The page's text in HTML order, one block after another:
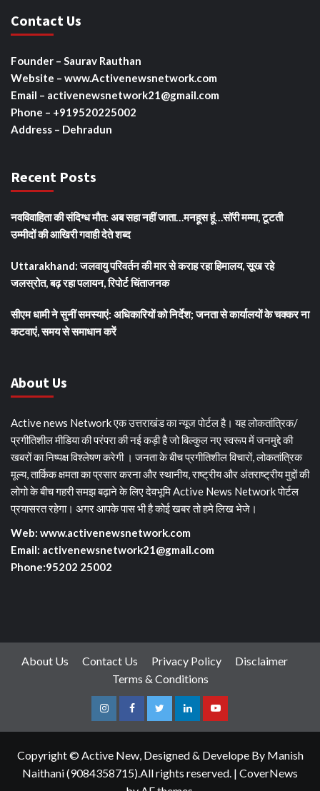
Contact Us
Founder – Saurav Rauthan
Website – www.Activenewsnetwork.com
Email – activenewsnetwork21@gmail.com
Phone – +919520225002
Address – Dehradun
Recent Posts
नवविवाहिता की संदिग्ध मौत: अब सहा नहीं जाता…मनहूस हूं…सॉरी मम्मा, टूटती
उम्मीदों की आखिरी गवाही देते शब्द
Uttarakhand: जलवायु परिवर्तन की मार से कराह रहा हिमालय, सूख रहे
जलस्रोत, बढ़ रहा पलायन, रिपोर्ट चिंताजनक
सीएम धामी ने सुनीं समस्याएं: अधिकारियों को निर्देश; जनता से कार्यालयों के चक्कर ना
कटवाएं, समय से समाधान करें
About Us
Active news Network एक उत्तराखंड का न्यूज पोर्टल है। यह लोकतांत्रिक/
प्रगीतिशील मीडिया की परंपरा की नई कड़ी है जो बिल्कुल नए स्वरूप में जनमुद्दे की
खबरों का निष्पक्ष विश्लेषण करेगी । जनता के बीच प्रगीतिशील विचारों, लोकतांत्रिक
मूल्य, तार्किक क्षमता का प्रसार करना और स्थानीय, राष्ट्रीय और अंतराष्ट्रीय मुद्दों की
लोगो के बीच गहरी समझ बढ़ाने के लिए देवभूमि Active News Network पोर्टल
प्रयासरत रहेगा। अगर आपके पास भी है कोई खबर तो हमे लिख भेजे।
Web: www.activenewsnetwork.com
Email: activenewsnetwork21@gmail.com
Phone:95202 25002
About Us Contact Us Privacy Policy
Disclaimer
Terms & Conditions
InstagramFacebookTwitterLinkedinYoutube
Copyright © Active New, Designed & Develope By Manish
Naithani (9084358715).All rights reserved. | CoverNews